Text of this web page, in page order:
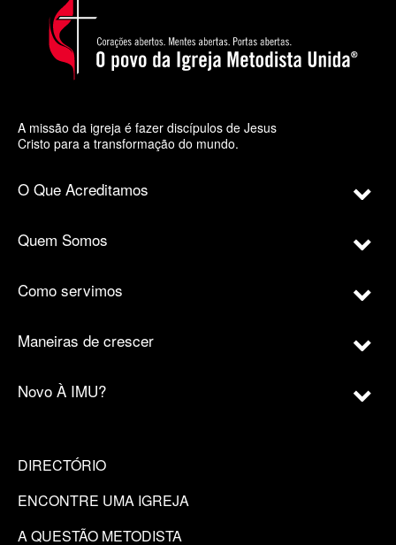
A missão da igreja é fazer discípulos de Jesus
Cristo para a transformação do mundo.
O Que Acreditamos
Quem Somos
Como servimos
Maneiras de crescer
Novo À IMU?
DIRECTÓRIO
ENCONTRE UMA IGREJA
A QUESTÃO METODISTA